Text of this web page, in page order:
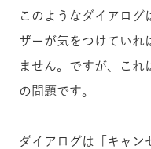
このようなダイアログ
ザーが気をつけていれ
ません。ですが、これ
の問題です。
ダイアログは「キャン